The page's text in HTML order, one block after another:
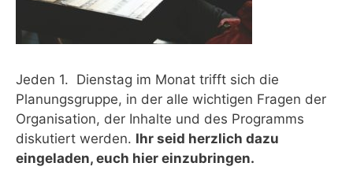
Jeden 1. Dienstag im Monat trifft sich die
Planungsgruppe, in der alle wichtigen Fragen der
Organisation, der Inhalte und des Programms
diskutiert werden. Ihr seid herzlich dazu
eingeladen, euch hier einzubringen.